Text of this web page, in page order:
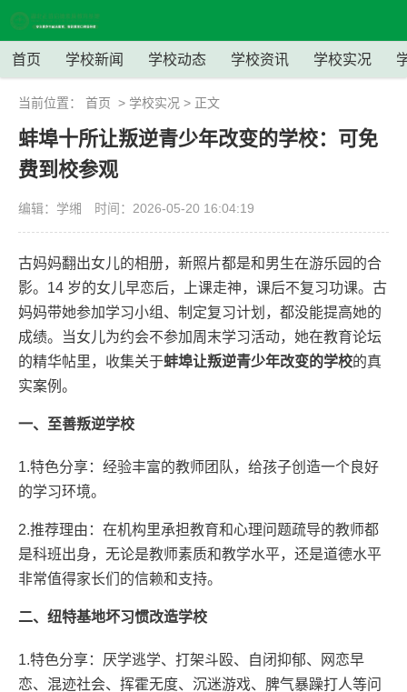
首页 学校新闻 学校动态 学校资讯 学校实况
当前位置： 首页 > 学校实况 > 正文
蚌埠十所让叛逆青少年改变的学校：可免
费到校参观
编辑：学缃 时间：2026-05-20 16:04:19
古妈妈翻出女儿的相册，新照片都是和男生在游乐园的合
影。14 岁的女儿早恋后，上课走神，课后不复习功课。古
妈妈带她参加学习小组、制定复习计划，都没能提高她的
成绩。当女儿为约会不参加周末学习活动，她在教育论坛
的精华帖里，收集关于蚌埠让叛逆青少年改变的学校的真
实案例。
一、至善叛逆学校
1.特色分享：经验丰富的教师团队，给孩子创造一个良好
的学习环境。
2.推荐理由：在机构里承担教育和心理问题疏导的教师都
是科班出身，无论是教师素质和教学水平，还是道德水平
非常值得家长们的信赖和支持。
二、纽特基地坏习惯改造学校
1.特色分享：厌学逃学、打架斗殴、自闭抑郁、网恋早
恋、混迹社会、挥霍无度、沉迷游戏、脾气暴躁打人等问